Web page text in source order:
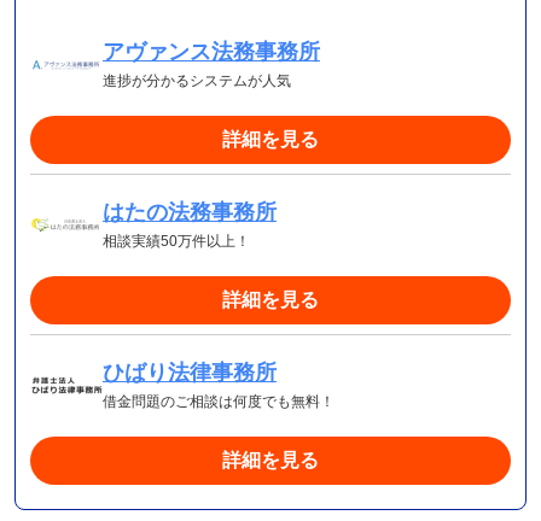
アヴァンス法務事務所
進捗が分かるシステムが人気
詳細を見る
はたの法務事務所
相談実績50万件以上！
詳細を見る
ひばり法律事務所
借金問題のご相談は何度でも無料！
詳細を見る